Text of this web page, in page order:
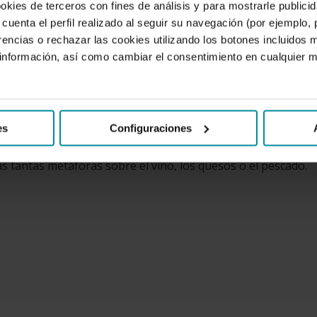
de terceros con fines de análisis y para mostrarle
el perfil realizado al seguir su navegación (por ejemplo,
o rechazar las cookies utilizando los botones incluidos
así como cambiar el consentimiento en cualquier
Configuraciones
españoles haya 253 estrellas Michelin.
José Andrés, protagonista del vídeo de la campaña en el
vez le preguntaron de dónde venía y él respondió que
productos españoles frescos y de calidad, José Andrés se
donde reside el secreto de la longevidad» y a los olivos
tantas metáforas sobre el vino, los quesos o el pescado.